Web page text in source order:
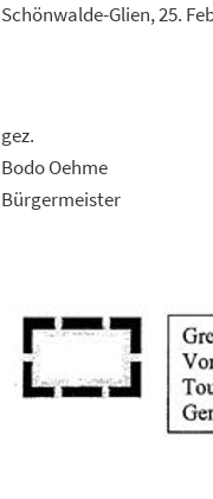
Schönwalde-Glien, 25.
gez.
Bodo Oehme
Bürgermeister